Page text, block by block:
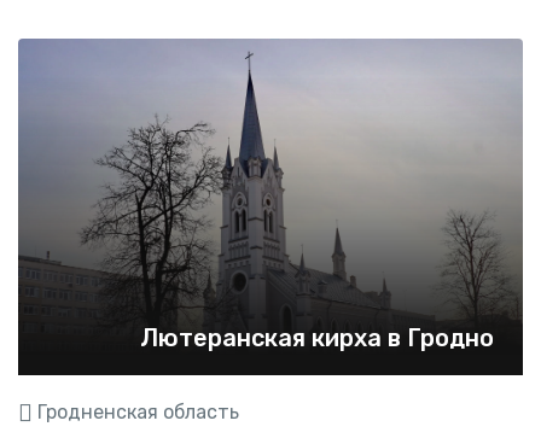
Лютеранская кирха в Гродно
Гродненская область